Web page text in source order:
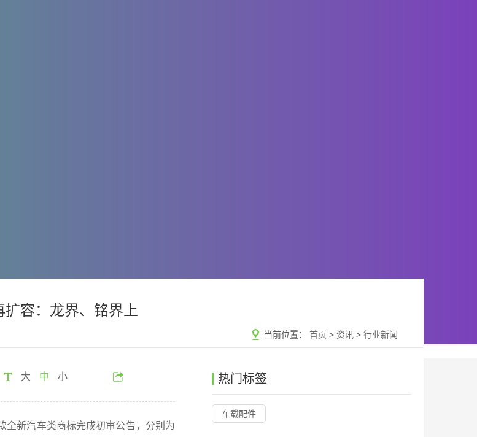
当前位置：首页 >资讯 >行业新闻
容：龙界、铭界上
大 中 小
新汽车类商标完成初审公告，分别为
热门标签
车载配件